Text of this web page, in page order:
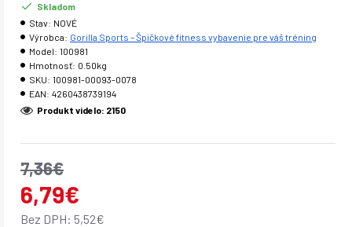
Materiál 2 (vložka zo sieťoviny): 90% polyester a 10%
elastan
Pás: široký elastický pás s logom Gorilla Sports
Variácie: Leomatic, Blossom, Cracked
Tip: kombinujte so športovými legínami v rovnakých
prevedeniach
Sieťová vložka na zadnej strane podprsenky
6,79€
7,36€
Bez DPH: 5,52€
Skladom
Stav: NOVÉ
Výrobca: Gorilla Sports – Špičkové fitness vybavenie pre váš tréning
Model: 100981
Hmotnosť: 0.50kg
SKU: 100981-00093-0078
EAN: 4260438739194
Produkt videlo: 2150